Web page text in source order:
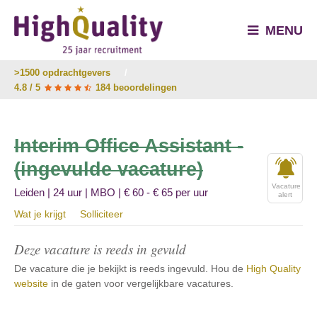
MENU
>1500 opdrachtgevers
4.8 / 5
184 beoordelingen
Interim Office Assistant -
(ingevulde vacature)
Vacature
alert
Leiden | 24 uur | MBO | € 60 - € 65 per uur
Wat je krijgt Solliciteer
Deze vacature is reeds in gevuld
De vacature die je bekijkt is reeds ingevuld. Hou de High Quality
website in de gaten voor vergelijkbare vacatures.